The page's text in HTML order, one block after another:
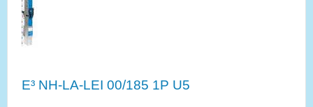
E³ NH-LA-LEI 00/185 1P U5